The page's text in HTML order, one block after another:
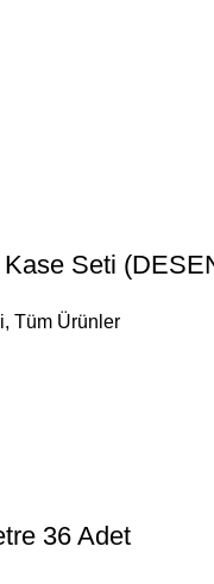
Seti
, Tüm Ürünler
36 Adet